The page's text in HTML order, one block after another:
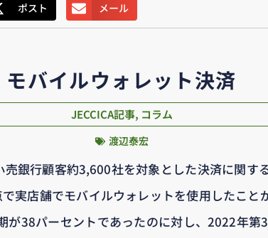
ポスト メール
モバイルウォレット決済
JECCICA記事, コラム
渡辺泰宏
銀行顧客約3,600社を対象とした決済に関す
実店舗でモバイルウォレットを使用したこと
が38パーセントであったのに対し、2022年第